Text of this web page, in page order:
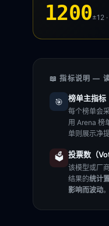
1200±12
📖 指标说明 —
🎯 榜单主指标
每个榜单会
用 Arena 榜
单则展示净
🗳️ 投票数（
该模型或厂
结果的统计
影响而波动。